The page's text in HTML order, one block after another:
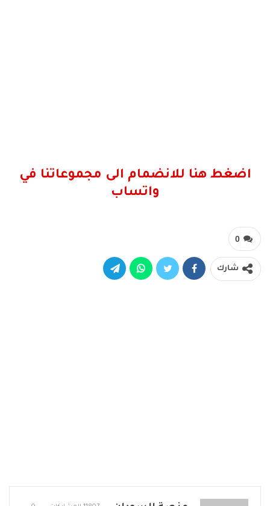
اضغط هنا للانضمام الى مجموعاتنا في
واتساب
0
شارك